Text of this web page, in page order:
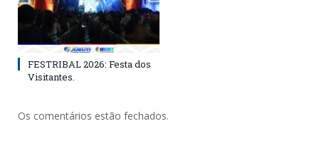
FESTRIBAL 2026: Festa dos
Visitantes.
Os comentários estão fechados.